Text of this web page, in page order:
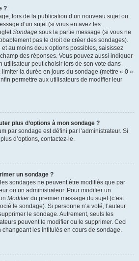
?
lors de la publication d’un nouveau sujet ou
d’un sujet (si vous en avez les
Sondage sous la partie message (si vous ne
pas le droit de créer des sondages).
au moins deux options possibles, saisissez
des réponses. Vous pouvez aussi indiquer
utilisateur peut choisir lors de son vote dans
limiter la durée en jours du sondage (mettre « 0 »
permettre aux utilisateurs de modifier leur
plus d’options à mon sondage ?
par sondage est défini par l’administrateur. Si
d’options, contactez-le.
un sondage ?
sondages ne peuvent être modifiés que par
ou un administrateur. Pour modifier un
Modifierdu premier message du sujet (c’est
le sondage). Si personne n’a voté, l’auteur
le sondage. Autrement, seuls les
peuvent le modifier ou le supprimer. Ceci
les intitulés en cours de sondage.